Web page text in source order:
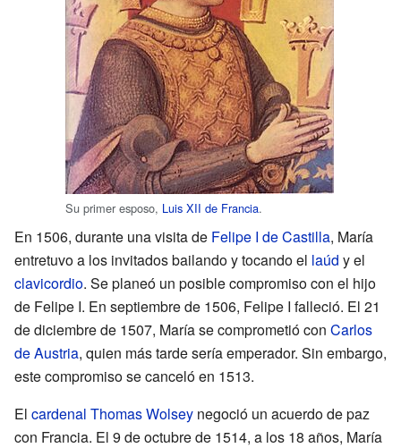
Su primer esposo, Luis XII de Francia.
En 1506, durante una visita de Felipe I de Castilla, María
entretuvo a los invitados bailando y tocando el laúd y el
clavicordio. Se planeó un posible compromiso con el hijo
de Felipe I. En septiembre de 1506, Felipe I falleció. El 21
de diciembre de 1507, María se comprometió con Carlos
de Austria, quien más tarde sería emperador. Sin embargo,
este compromiso se canceló en 1513.
El cardenal Thomas Wolsey negoció un acuerdo de paz
con Francia. El 9 de octubre de 1514, a los 18 años, María